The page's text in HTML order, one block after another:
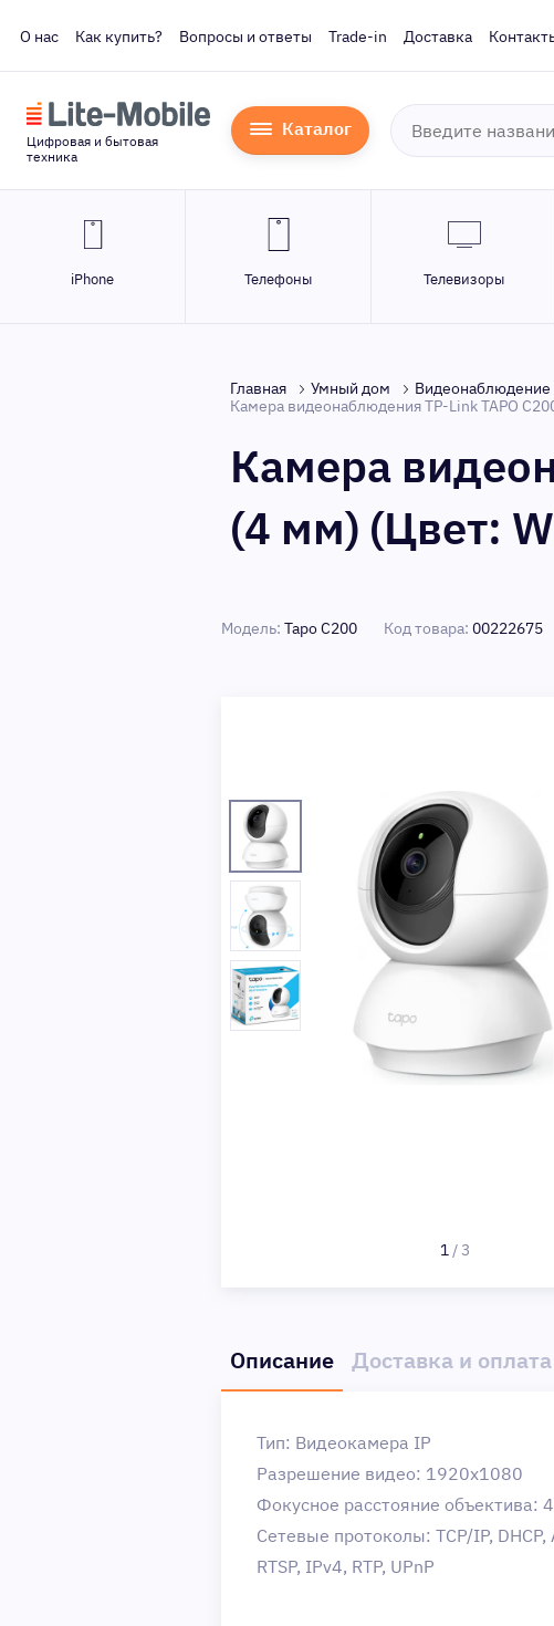
О нас Как купить? Вопросы и ответы Trade-in Доставка
Цифровая и бытовая
техника
Каталог
iPhone Телефоны Телевизоры
Главная Умный дом Видеонаблюдение
Камера видеонаблюдения TP-Link TAPO
Камера
(4 мм) (Цвет:
Модель: Tapo C200 Код товара: 00222675
1/ 3
Описание Доставка и оплата
Тип: Видеокамера IP
Разрешение видео: 1920x1080
Фокусное расстояние объектива:
Сетевые протоколы: TCP/IP, DHCP,
RTSP, IPv4, RTP, UPnP